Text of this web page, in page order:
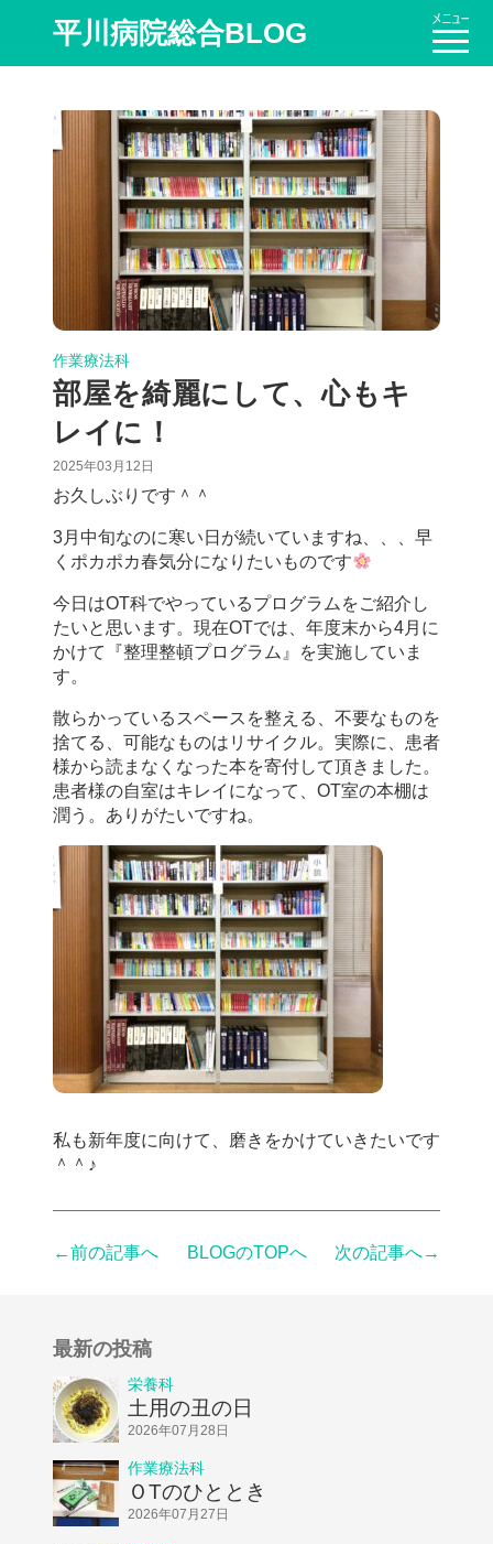
平川病院総合BLOG
最新の投稿
栄養科
土用の丑の日
2026年07月28日
作業療法科
ＯTのひととき
2026年07月27日
作業療法科
部屋を綺麗にして、心もキ
レイに！
2025年03月12日
お久しぶりです＾＾
3月中旬なのに寒い日が続いていますね、、、早
くポカポカ春気分になりたいものです
今日はOT科でやっているプログラムをご紹介し
たいと思います。現在OTでは、年度末から4月に
かけて『整理整頓プログラム』を実施していま
す。
散らかっているスペースを整える、不要なものを
捨てる、可能なものはリサイクル。実際に、患者
様から読まなくなった本を寄付して頂きました。
患者様の自室はキレイになって、OT室の本棚は
潤う。ありがたいですね。
私も新年度に向けて、磨きをかけていきたいです
＾＾♪
←前の記事へ BLOGのTOPへ 次の記事へ→